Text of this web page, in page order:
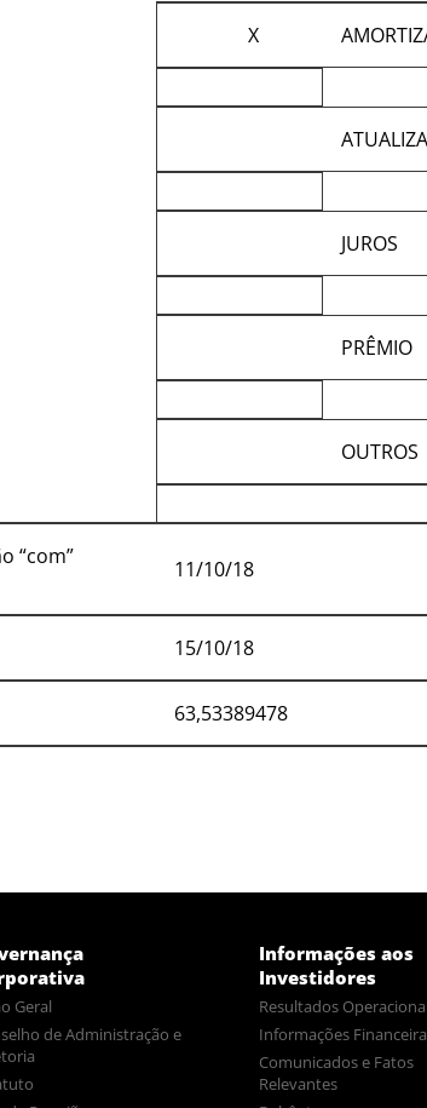
X
JUROS
PRÊMIO
OUTROS
“com”
11/10/18
15/10/18
63,53389478
Geral
de Administração e
Informações aos
Investidores
Resultados
Informações
Comunicados e Fatos
Relevantes